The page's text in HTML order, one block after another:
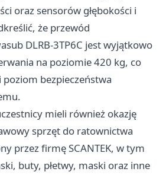
oraz sensorów głębokości i
że przewód
DLRB-3TP6C jest wyjątkowo
na poziomie 420 kg, co
bezpieczeństwa
mieli również okazję
sprzęt do ratownictwa
przez firmę SCANTEK, w tym
buty, płetwy, maski oraz inne